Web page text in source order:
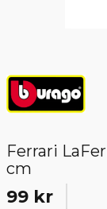
Ferrari
cm
99 kr